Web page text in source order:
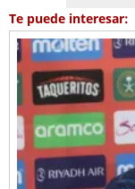
Te puede interesar: